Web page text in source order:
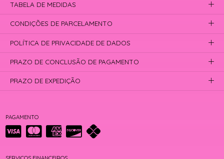
PAGAMENTO
TABELA DE MEDIDAS
CONDIÇÕES DE PARCELAMENTO
POLÍTICA DE PRIVACIDADE DE DADOS
PRAZO DE CONCLUSÃO DE PAGAMENTO
PRAZO DE EXPEDIÇÃO